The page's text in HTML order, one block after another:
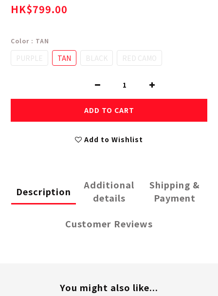
HK$799.00
Color : TAN
PURPLE TAN BLACK RED CAMO
ADD TO CART
Add to Wishlist
Description
Additional
details
Shipping &
Payment
Customer Reviews
You might also like...